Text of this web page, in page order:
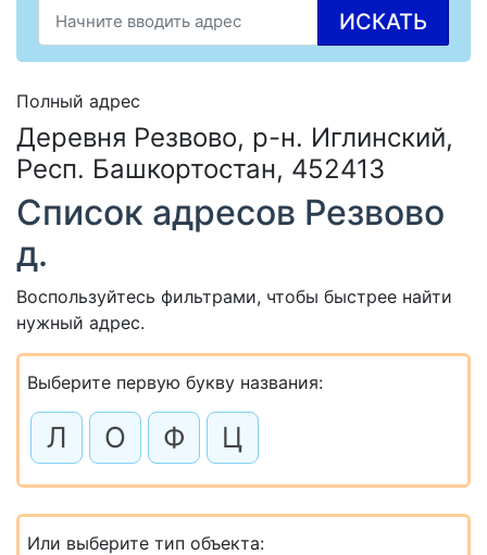
ИСКАТЬ
Полный адрес
Деревня Резвово, р-н. Иглинский,
Респ. Башкортостан, 452413
Список адресов Резвово
д.
Воспользуйтесь фильтрами, чтобы быстрее найти
нужный адрес.
Выберите первую букву названия:
Л О Ф Ц
Или выберите тип объекта: